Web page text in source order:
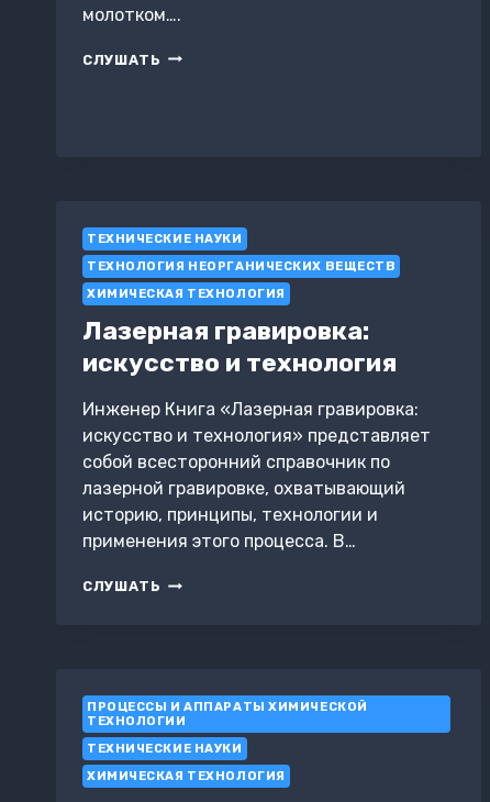
молотком….
СЛУШАТЬ КТО
ТЕХНИЧЕСКИЕ НАУКИ
ТЕХНОЛОГИЯ НЕОРГАНИЧЕСКИХ ВЕЩЕСТВ
ХИМИЧЕСКАЯ ТЕХНОЛОГИЯ
Лазерная гравировка:
искусство и технология
Инженер Книга «Лазерная гравировка:
искусство и технология» представляет
собой всесторонний справочник по
лазерной гравировке, охватывающий
историю, принципы, технологии и
применения этого процесса. В…
СЛУШАТЬ ЛАЗЕРНАЯ
ПРОЦЕССЫ И АППАРАТЫ ХИМИЧЕСКОЙ
ТЕХНОЛОГИИ
ТЕХНИЧЕСКИЕ НАУКИ
ХИМИЧЕСКАЯ ТЕХНОЛОГИЯ